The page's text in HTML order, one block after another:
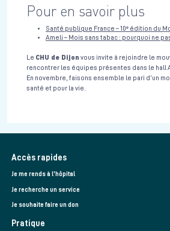
Pour en savoir plus
Santé publique France – 10ᵉ édition du
Ameli – Mois sans tabac : pourquoi ne
Le CHU de Dijon vous invite à rejoindre le
rencontrer les équipes présentes dans le hall
En novembre, faisons ensemble le pari d’un
santé et pour la vie.
Accès rapides
Je me rends à l'hôpital
Je recherche un service
Je souhaite faire un don
Pratique